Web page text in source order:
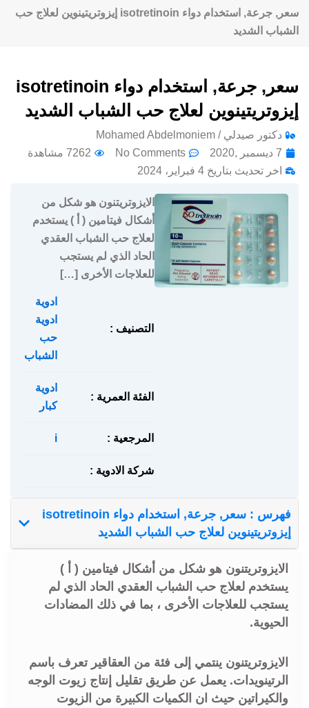
سعر, جرعة, استخدام دواء isotretinoin إيزوتريتينوين لعلاج حب
الشباب الشديد
سعر, جرعة, استخدام دواء isotretinoin
إيزوتريتينوين لعلاج حب الشباب الشديد
دكتور صيدلي / Mohamed Abdelmoniem
7 ديسمبر ,2020
No Comments
7262 مشاهدة
اخر تحديث بتاريخ 4 فبراير، 2024
الايزوتريتنون هو شكل من
أشكال فيتامين ( أ ) يستخدم
لعلاج حب الشباب العقدي
الحاد الذي لم يستجب
للعلاجات الأخرى […]
التصنيف :
ادوية
ادوية
حب
الشباب
الفئة العمرية :
ادوية
كبار
المرجعية : i
شركة الادوية :
فهرس : سعر, جرعة, استخدام دواء isotretinoin
إيزوتريتينوين لعلاج حب الشباب الشديد
الايزوتريتنون هو شكل من أشكال فيتامين ( أ )
يستخدم لعلاج حب الشباب العقدي الحاد الذي لم
يستجب للعلاجات الأخرى ، بما في ذلك المضادات
الحيوية.
الايزوتريتنون ينتمي إلى فئة من العقاقير تعرف باسم
الرتينويدات. يعمل عن طريق تقليل إنتاج زيوت الوجه
والكيراتين حيث ان الكميات الكبيرة من الزيوت